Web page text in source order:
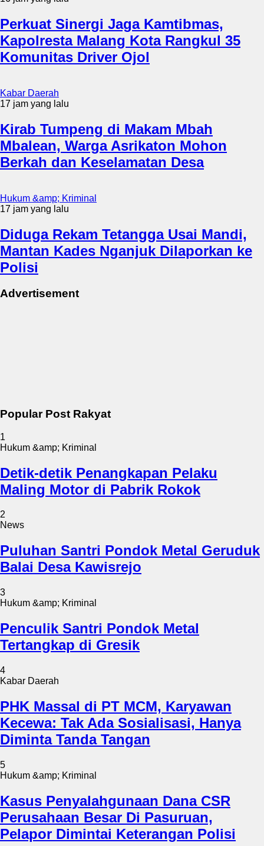
Perkuat Sinergi Jaga Kamtibmas,
Kapolresta Malang Kota Rangkul 35
Komunitas Driver Ojol
Kabar Daerah
17 jam yang lalu
Kirab Tumpeng di Makam Mbah
Mbalean, Warga Asrikaton Mohon
Berkah dan Keselamatan Desa
Hukum &amp; Kriminal
17 jam yang lalu
Diduga Rekam Tetangga Usai Mandi,
Mantan Kades Nganjuk Dilaporkan ke
Polisi
Advertisement
Popular Post Rakyat
1
Hukum &amp; Kriminal
Detik-detik Penangkapan Pelaku
Maling Motor di Pabrik Rokok
2
News
Puluhan Santri Pondok Metal Geruduk
Balai Desa Kawisrejo
3
Hukum &amp; Kriminal
Penculik Santri Pondok Metal
Tertangkap di Gresik
4
Kabar Daerah
PHK Massal di PT MCM, Karyawan
Kecewa: Tak Ada Sosialisasi, Hanya
Diminta Tanda Tangan
5
Hukum &amp; Kriminal
Kasus Penyalahgunaan Dana CSR
Perusahaan Besar Di Pasuruan,
Pelapor Dimintai Keterangan Polisi